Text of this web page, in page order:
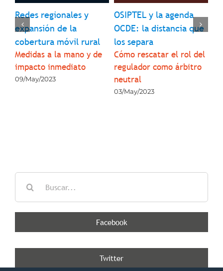
Redes regionales y
expansión de la
cobertura móvil rural
Medidas a la mano y de
impacto inmediato
09/May/2023
OSIPTEL y la agenda
OCDE: la distancia que
los separa
Cómo rescatar el rol del
regulador como árbitro
neutral
03/May/2023
Buscar:
Facebook
Twitter